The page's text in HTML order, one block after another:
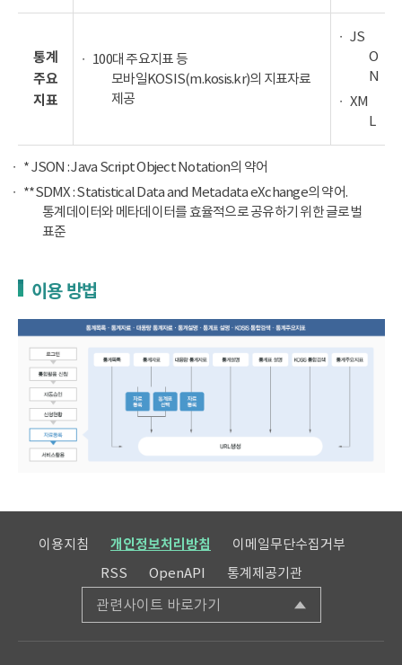
통계
주요
지표
100대 주요지표 등
모바일KOSIS(m.kosis.kr)의 지표자료
제공
JS
O
N
XM
L
* JSON : Java Script Object Notation의 약어
**SDMX : Statistical Data and Metadata eXchange의 약어.
통계데이터와 메타데이터를 효율적으로 공유하기 위한 글로벌
표준
이용 방법
이용지침 개인정보처리방침
이메일무단수집거부
RSS
OpenAPI 통계제공기관
관련사이트 바로가기